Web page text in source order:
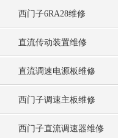
西门子6RA28维修
直流传动装置维修
直流调速电源板维修
西门子调速主板维修
西门子直流调速器维修